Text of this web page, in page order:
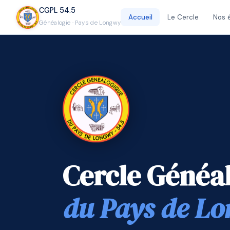
CGPL 54.5
Généalogie · Pays de Longwy
Accueil Le Cercle Nos
Cercle
du Pays de